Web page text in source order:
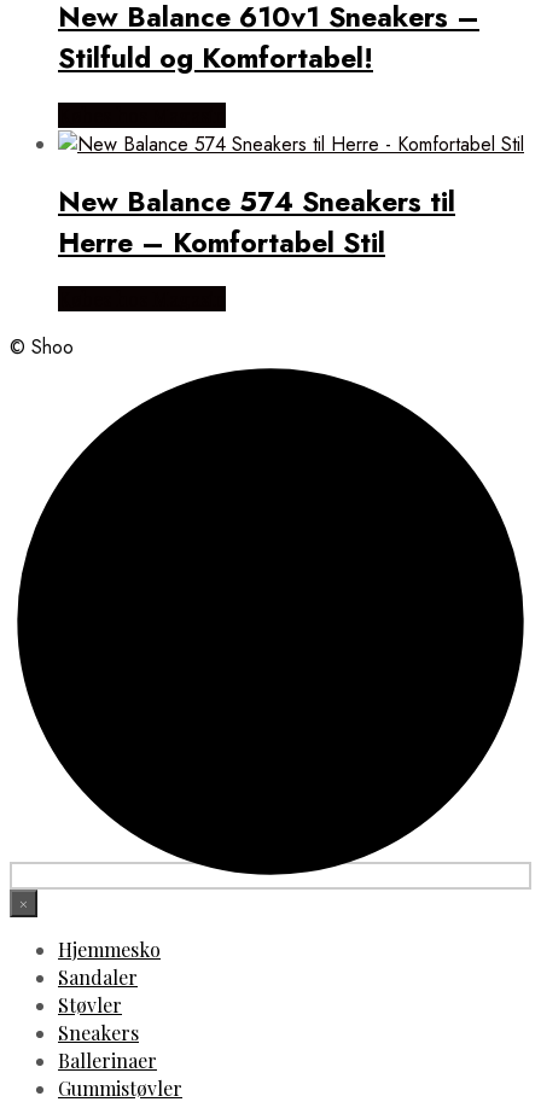
New Balance 610v1 Sneakers –
Stilfuld og Komfortabel!
New Balance 574 Sneakers til
Herre – Komfortabel Stil
© Shoo
×
Hjemmesko
Sandaler
Støvler
Sneakers
Ballerinaer
Gummistøvler